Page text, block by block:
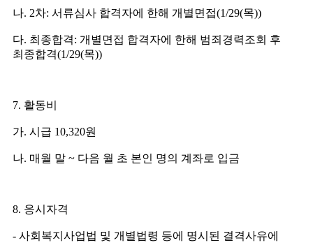
나. 2차: 서류심사 합격자에 한해 개별면접(1/29(목))
다. 최종합격: 개별면접 합격자에 한해 범죄경력조회 후
최종합격(1/29(목))
7. 활동비
가. 시급 10,320원
나. 매월 말 ~ 다음 월 초 본인 명의 계좌로 입금
8. 응시자격
- 사회복지사업법 및 개별법령 등에 명시된 결격사유에